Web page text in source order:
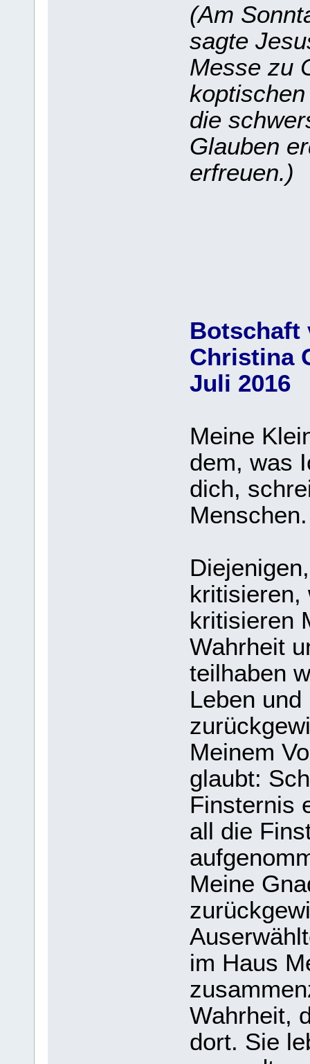
(Am
sagte
Messe zu
die
Glauben
erfreuen.)
Botschaft
Christina
Juli 2016
Meine
dem, was
dich,
Menschen.
kritisieren
Wahrheit
teilhaben
Leben
Meinem
glaubt:
Finsternis
all die
Meine
im Haus
Wahrheit,
dort. Sie